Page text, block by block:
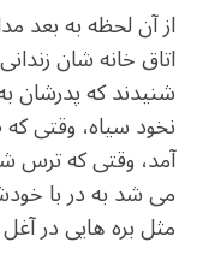
از آن لحظه به بعد
اتاق خانه شان
شنیدند که پدرشان
نخود سیاه، وقتی
آمد، وقتی که ترس
می شد به در با
مثل بره هایی در